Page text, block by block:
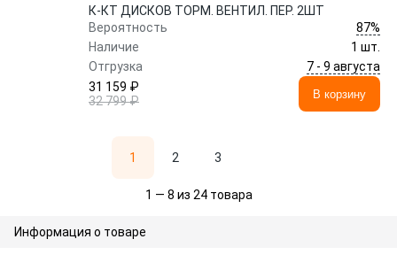
К-КТ ДИСКОВ ТОРМ. ВЕНТИЛ. ПЕР. 2ШТ
Вероятность
87%
Наличие
1 шт.
Отгрузка
7 - 9 августа
31 159 ₽
32 799 ₽
В корзину
1 2 3
1 — 8 из 24 товара
Информация о товаре